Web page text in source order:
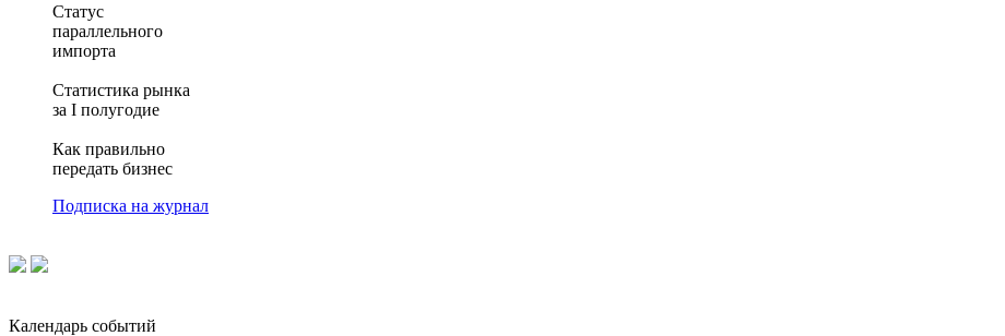
Статус
параллельного
импорта
Статистика рынка
за I полугодие
Как правильно
передать бизнес
Подписка на журнал
Календарь событий